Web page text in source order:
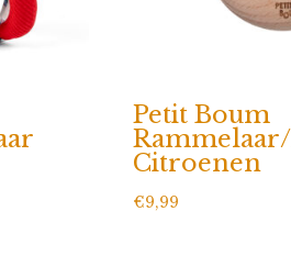
Petit Boum
Citroenen
€9,99